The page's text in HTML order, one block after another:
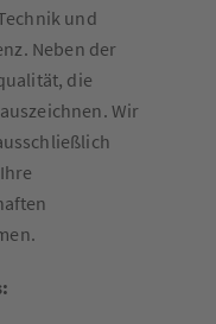
und
Neben der
die
Wir